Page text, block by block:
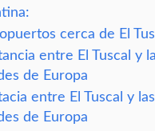
cerca de El
entre El Tuscal y
de Europa
entre El Tuscal y
de Europa